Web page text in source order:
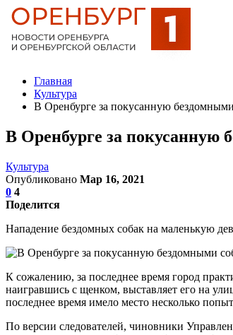
Главная
Культура
В Оренбурге за покусанную
В Оренбурге за покусанную
Культура
Опубликовано Мар 16, 2021
0 4
Поделится
Нападение бездомных собак на маленькую
К сожалению, за последнее время город
наигравшись с щенком, выставляет его на
последнее время имело место несколько
По версии следователей, чиновники